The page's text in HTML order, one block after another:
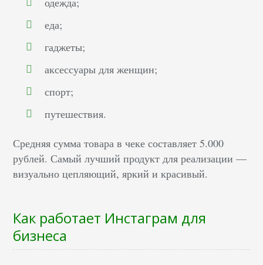
еда;
гаджеты;
аксессуары для женщин;
спорт;
путешествия.
Средняя сумма товара в чеке составляет 5.000
рублей. Самый лучший продукт для реализации —
визуально цепляющий, яркий и красивый.
Как работает Инстаграм для
бизнеса